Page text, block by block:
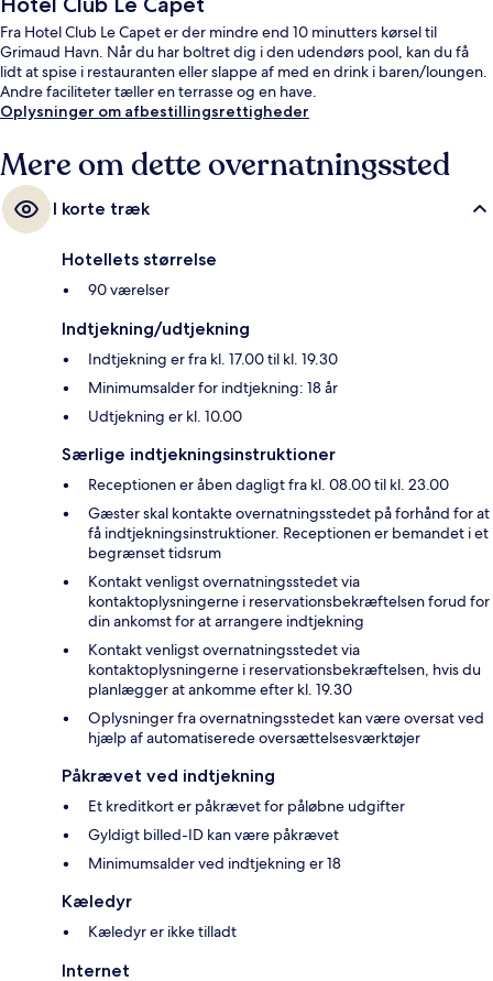
Fra Hotel Club Le Capet er der mindre end 10 minutters kørsel til
Grimaud Havn. Når du har boltret dig i den udendørs pool, kan du få
lidt at spise i restauranten eller slappe af med en drink i baren/loungen.
Andre faciliteter tæller en terrasse og en have.
Oplysninger om afbestillingsrettigheder
Mere om dette overnatningssted
I korte træk
Hotellets størrelse
90 værelser
Indtjekning/udtjekning
Indtjekning er fra kl. 17.00 til kl. 19.30
Minimumsalder for indtjekning: 18 år
Udtjekning er kl. 10.00
Særlige indtjekningsinstruktioner
Receptionen er åben dagligt fra kl. 08.00 til kl. 23.00
Gæster skal kontakte overnatningsstedet på forhånd for at
få indtjekningsinstruktioner. Receptionen er bemandet i et
begrænset tidsrum
Kontakt venligst overnatningsstedet via
kontaktoplysningerne i reservationsbekræftelsen forud for
din ankomst for at arrangere indtjekning
Kontakt venligst overnatningsstedet via
kontaktoplysningerne i reservationsbekræftelsen, hvis du
planlægger at ankomme efter kl. 19.30
Oplysninger fra overnatningsstedet kan være oversat ved
hjælp af automatiserede oversættelsesværktøjer
Påkrævet ved indtjekning
Et kreditkort er påkrævet for påløbne udgifter
Gyldigt billed-ID kan være påkrævet
Minimumsalder ved indtjekning er 18
Kæledyr
Kæledyr er ikke tilladt
Internet